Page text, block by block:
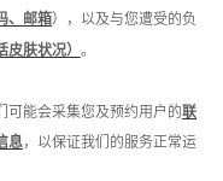
、邮箱），以及与您遭受的负
皮肤状况） 。
可能会采集您及预约用户的联
息 ，以保证我们的服务正常运